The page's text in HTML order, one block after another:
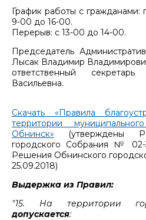
График работы с гражданами:
9-00 до 16-00.
Перерыв: с 13-00 до 14-00.
Председатель
Лысак Владимир
ответственный
Васильевна.
Скачать «Правила
территории
Обнинск» (утверждены
городского Собрания № 02-
Решения Обнинского
25.09.2018)
Выдержка из Правил:
"15. На территории
допускается: